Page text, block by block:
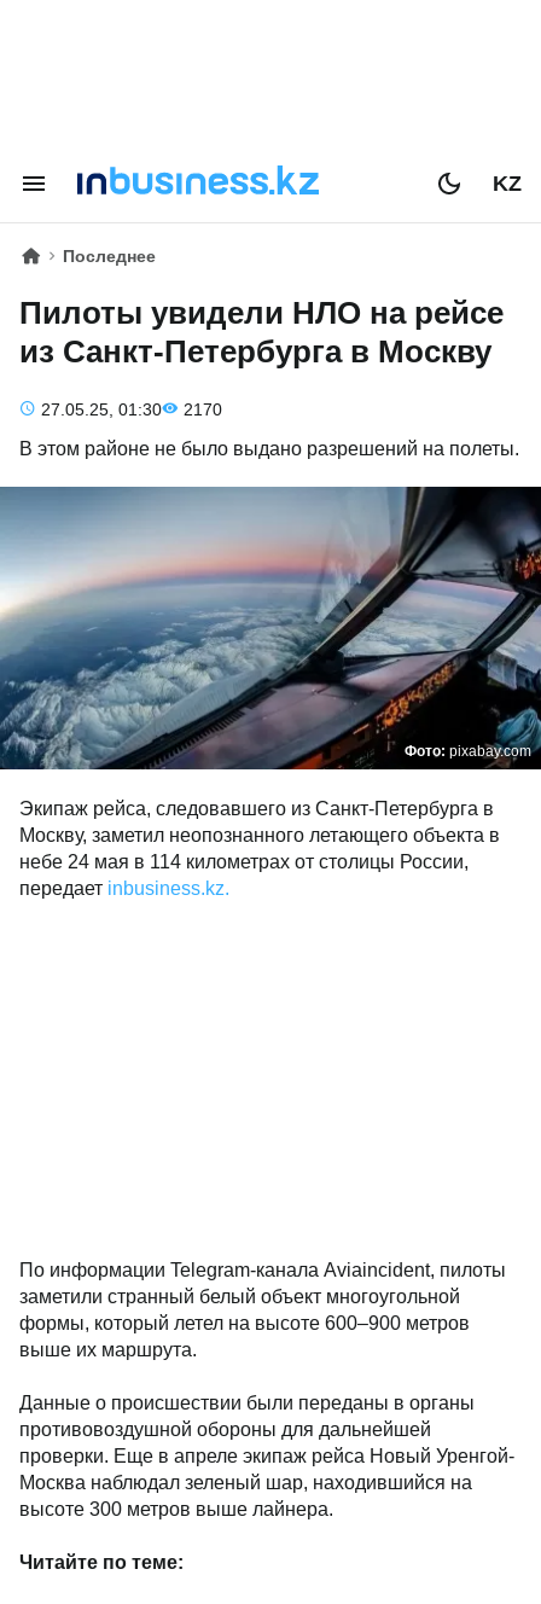
KZ
Последнее
Пилоты увидели НЛО на рейсе
из Санкт-Петербурга в Москву
27.05.25, 01:30 2170
В этом районе не было выдано разрешений на полеты.
Фото: pixabay.com
Экипаж рейса, следовавшего из Санкт-Петербурга в
Москву, заметил неопознанного летающего объекта в
небе 24 мая в 114 километрах от столицы России,
передает inbusiness.kz.
По информации Telegram-канала Aviaincident, пилоты
заметили странный белый объект многоугольной
формы, который летел на высоте 600–900 метров
выше их маршрута.
Данные о происшествии были переданы в органы
противовоздушной обороны для дальнейшей
проверки. Еще в апреле экипаж рейса Новый Уренгой-
Москва наблюдал зеленый шар, находившийся на
высоте 300 метров выше лайнера.
Читайте по теме: